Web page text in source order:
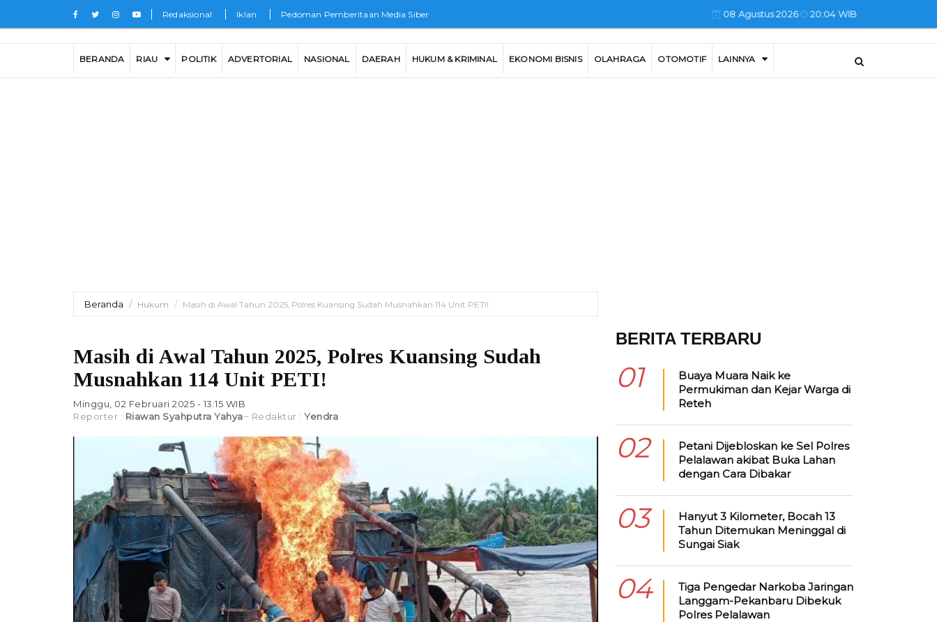
Redaksional Iklan Pedoman Pemberitaan Media Siber 08 Agustus 2026 20:04 WIB
BERANDA RIAU POLITIK ADVERTORIAL NASIONAL DAERAH HUKUM & KRIMINAL EKONOMI BISNIS OLAHRAGA OTOMOTIF LAINNYA
Beranda Hukum Masih di Awal Tahun 2025, Polres Kuansing Sudah Musnahkan 114 Unit PETI!
Masih di Awal Tahun 2025, Polres Kuansing Sudah
Musnahkan 114 Unit PETI!
Minggu, 02 Februari 2025 - 13:15 WIB
Reporter : Riawan Syahputra Yahya Redaktur : Yendra
BERITA TERBARU
01
Buaya Muara Naik ke
Permukiman dan Kejar Warga di
Reteh
02
Petani Dijebloskan ke Sel Polres
Pelalawan akibat Buka Lahan
dengan Cara Dibakar
03
Hanyut 3 Kilometer, Bocah 13
Tahun Ditemukan Meninggal di
Sungai Siak
04
Tiga Pengedar Narkoba Jaringan
Langgam-Pekanbaru Dibekuk
Polres Pelalawan